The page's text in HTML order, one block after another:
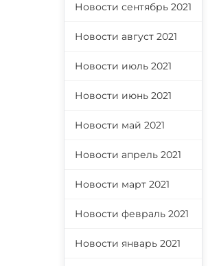
Новости сентябрь 2021
Новости август 2021
Новости июль 2021
Новости июнь 2021
Новости май 2021
Новости апрель 2021
Новости март 2021
Новости февраль 2021
Новости январь 2021